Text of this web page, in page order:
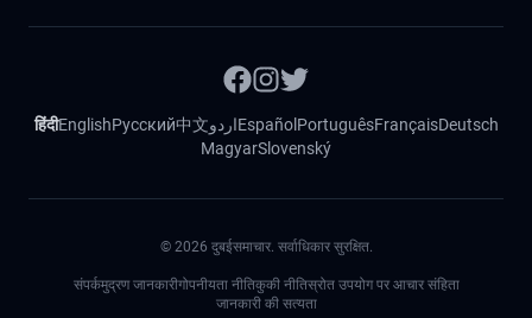
हिंदीEnglishРусский中文اردوEspañol PortuguêsFrançaisDeutsch
MagyarSlovenský
© 2026 दुबईसमाचार. सर्वाधिकार सुरक्षित.
संपर्कमुद्रण जानकारीगोपनीयता नीतिकुकी नीतिस्रोत उपयोग पर आचार संहिता
जानकारी की सत्यता